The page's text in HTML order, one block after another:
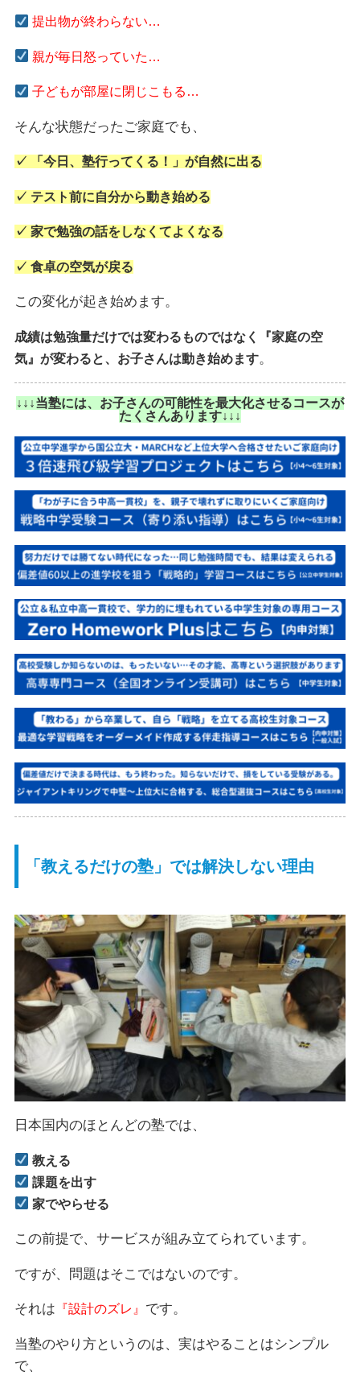
提出物が終わらない…
親が毎日怒っていた…
子どもが部屋に閉じこもる…
そんな状態だったご家庭でも、
✓ 「今日、塾行ってくる！」が自然に出る
✓ テスト前に自分から動き始める
✓ 家で勉強の話をしなくてよくなる
✓ 食卓の空気が戻る
この変化が起き始めます。
成績は勉強量だけでは変わるものではなく『家庭の空
気』が変わると、お子さんは動き始めます。
↓↓↓当塾には、お子さんの可能性を最大化させるコースが
たくさんあります↓↓↓
「教えるだけの塾」では解決しない理由
日本国内のほとんどの塾では、
教える
課題を出す
家でやらせる
この前提で、サービスが組み立てられています。
ですが、問題はそこではないのです。
それは 『設計のズレ』 です。
当塾のやり方というのは、実はやることはシンプル
で、